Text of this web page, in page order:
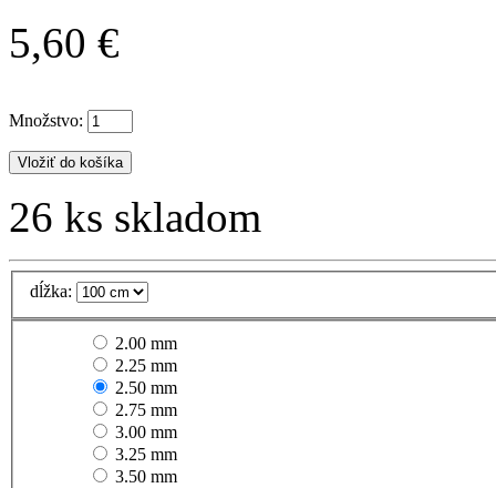
5,60 €
Množstvo:
26 ks skladom
dĺžka:
2.00 mm
2.25 mm
2.50 mm
2.75 mm
3.00 mm
3.25 mm
3.50 mm